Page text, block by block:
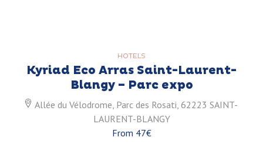
HOTELS
Kyriad Eco Arras Saint-Laurent-
Blangy – Parc expo
Allée du Vélodrome, Parc des Rosati, 62223 SAINT-
LAURENT-BLANGY
From 47€